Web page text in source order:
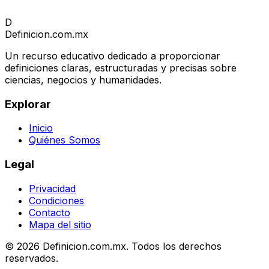
D
Definicion.com.mx
Un recurso educativo dedicado a proporcionar
definiciones claras, estructuradas y precisas sobre
ciencias, negocios y humanidades.
Explorar
Inicio
Quiénes Somos
Legal
Privacidad
Condiciones
Contacto
Mapa del sitio
© 2026 Definicion.com.mx. Todos los derechos
reservados.